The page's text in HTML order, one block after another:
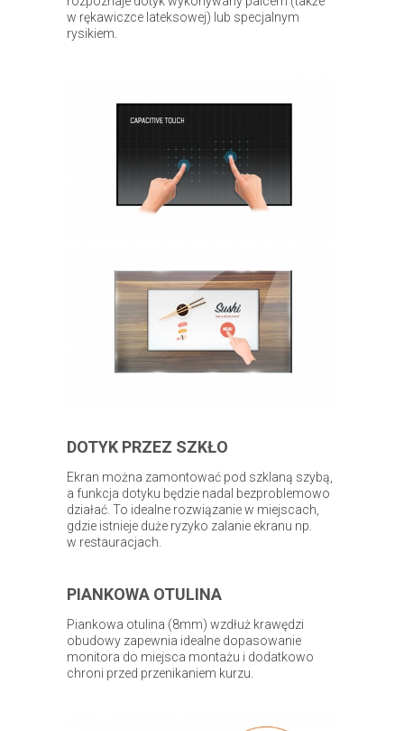
w rękawiczce lateksowej) lub specjalnym
rysikiem.
DOTYK PRZEZ SZKŁO
Ekran można zamontować pod szklaną szybą,
a funkcja dotyku będzie nadal bezproblemowo
działać. To idealne rozwiązanie w miejscach,
gdzie istnieje duże ryzyko zalanie ekranu np.
w restauracjach.
PIANKOWA OTULINA
Piankowa otulina (8mm) wzdłuż krawędzi
obudowy zapewnia idealne dopasowanie
monitora do miejsca montażu i dodatkowo
chroni przed przenikaniem kurzu.